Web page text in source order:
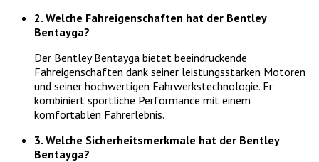
2. Welche Fahreigenschaften hat der Bentley
Bentayga?
Der Bentley Bentayga bietet beeindruckende
Fahreigenschaften dank seiner leistungsstarken Motoren
und seiner hochwertigen Fahrwerkstechnologie. Er
kombiniert sportliche Performance mit einem
komfortablen Fahrerlebnis.
3. Welche Sicherheitsmerkmale hat der Bentley
Bentayga?